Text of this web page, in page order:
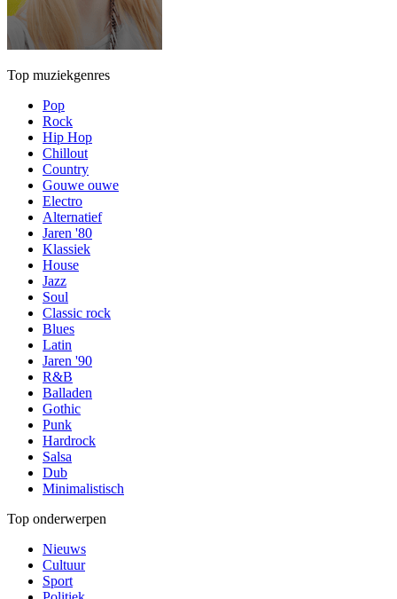
Top muziekgenres
Pop
Rock
Hip Hop
Chillout
Country
Gouwe ouwe
Electro
Alternatief
Jaren '80
Klassiek
House
Jazz
Soul
Classic rock
Blues
Latin
Jaren '90
R&B
Balladen
Gothic
Punk
Hardrock
Salsa
Dub
Minimalistisch
Top onderwerpen
Nieuws
Cultuur
Sport